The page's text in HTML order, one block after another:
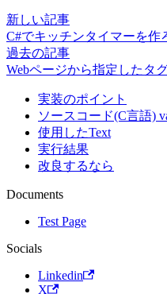
新しい記事
C#でキッチンタイマーを作
過去の記事
Webページから指定したタ
実装のポイント
ソースコード(C言語)
使用したText
実行結果
改良するなら
Documents
Test Page
Socials
Linkedin
X